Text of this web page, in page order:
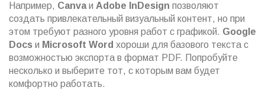
Например, Canvaи Adobe InDesign позволяют
создать привлекательный визуальный контент, но при
этом требуют разного уровня работ с графикой. Google
Docs и Microsoft Word хороши для базового текста с
возможностью экспорта в формат PDF. Попробуйте
несколько и выберите тот, с которым вам будет
комфортно работать.